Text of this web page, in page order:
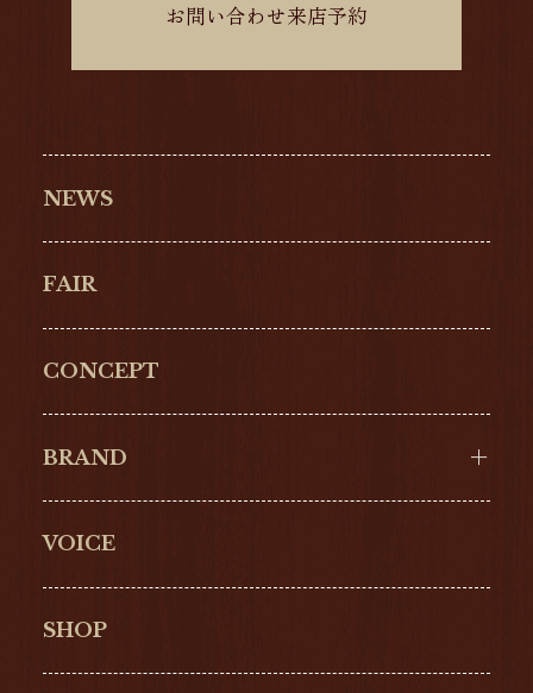
NEWS
FAIR
CONCEPT
BRAND
Cartier
VOICE
SHOP
お問い合わせ来店予約